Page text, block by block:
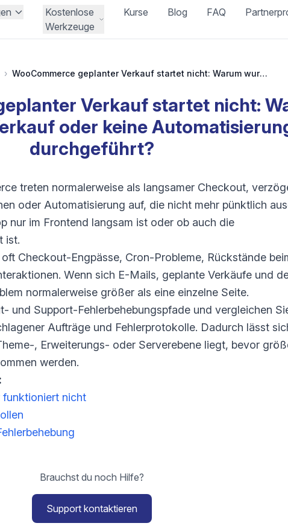
Kostenlose
Werkzeuge
Kurse Blog FAQ
› WooCommerce geplanter Verkauf startet nicht: Warum wurde kein Verkauf oder keine Automatisierung durchgeführt?
Verkauf startet nicht:
oder keine
durchgeführt?
treten normalerweise als langsamer Checkout,
oder Automatisierung auf, die nicht mehr pünktlich
nur im Frontend langsam ist oder ob auch die
ist.
Checkout-Engpässe, Cron-Probleme, Rückstände
Wenn sich E-Mails, geplante Verkäufe und
normalerweise größer als eine einzelne Seite.
und Support-Fehlerbehebungspfade und vergleichen
Aufträge und Fehlerprotokolle. Dadurch lässt
, Erweiterungs- oder Serverebene liegt, bevor
werden.
funktioniert nicht
Brauchst du noch Hilfe?
Support kontaktieren